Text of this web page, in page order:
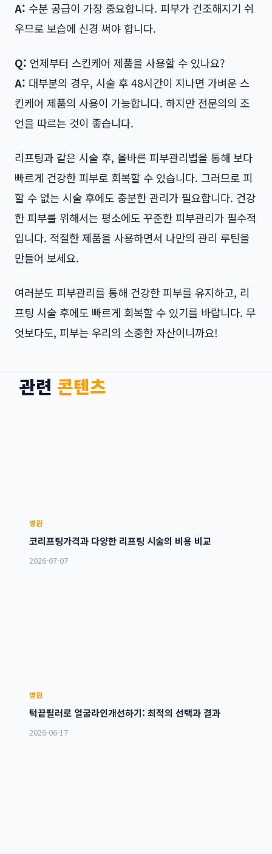
A: 수분 공급이 가장 중요합니다. 피부가 건조해지기 쉬
우므로 보습에 신경 써야 합니다.
Q: 언제부터 스킨케어 제품을 사용할 수 있나요?
A: 대부분의 경우, 시술 후 48시간이 지나면 가벼운 스
킨케어 제품의 사용이 가능합니다. 하지만 전문의의 조
언을 따르는 것이 좋습니다.
리프팅과 같은 시술 후, 올바른 피부관리법을 통해 보다
빠르게 건강한 피부로 회복할 수 있습니다. 그러므로 피
할 수 없는 시술 후에도 충분한 관리가 필요합니다. 건강
한 피부를 위해서는 평소에도 꾸준한 피부관리가 필수적
입니다. 적절한 제품을 사용하면서 나만의 관리 루틴을
만들어 보세요.
여러분도 피부관리를 통해 건강한 피부를 유지하고, 리
프팅 시술 후에도 빠르게 회복할 수 있기를 바랍니다. 무
엇보다도, 피부는 우리의 소중한 자산이니까요!
관련 콘텐츠
병원
코리프팅가격과 다양한 리프팅 시술의 비용 비교
2026-07-07
병원
턱끝필러로 얼굴라인개선하기: 최적의 선택과 결과
2026-06-17